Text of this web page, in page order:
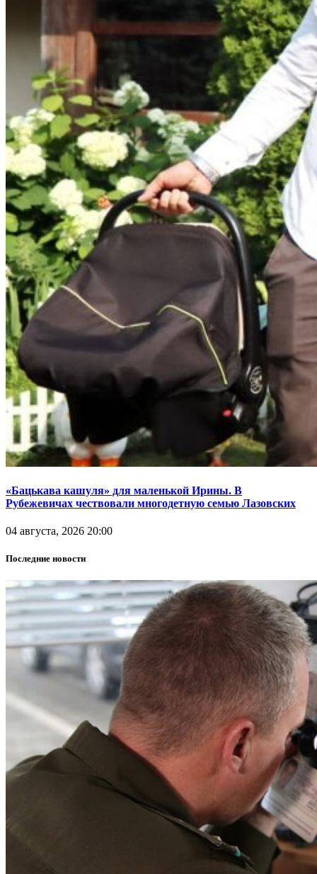
«Бацькава кашуля» для маленькой Ирины. В
Рубежевичах чествовали многодетную семью Лазовских
04 августа, 2026 20:00
Последние новости